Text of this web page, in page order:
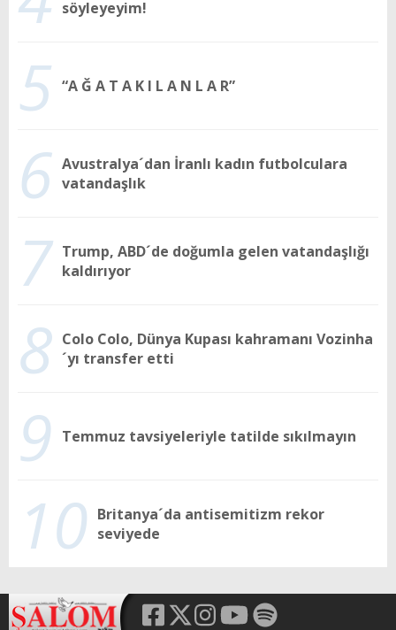
söyleyeyim!
5 “A Ğ A T A K I L A N L A R”
6 Avustralya´dan İranlı kadın futbolculara
vatandaşlık
7 Trump, ABD´de doğumla gelen vatandaşlığı
kaldırıyor
8 Colo Colo, Dünya Kupası kahramanı Vozinha
´yı transfer etti
9 Temmuz tavsiyeleriyle tatilde sıkılmayın
10 Britanya´da antisemitizm rekor
seviyede